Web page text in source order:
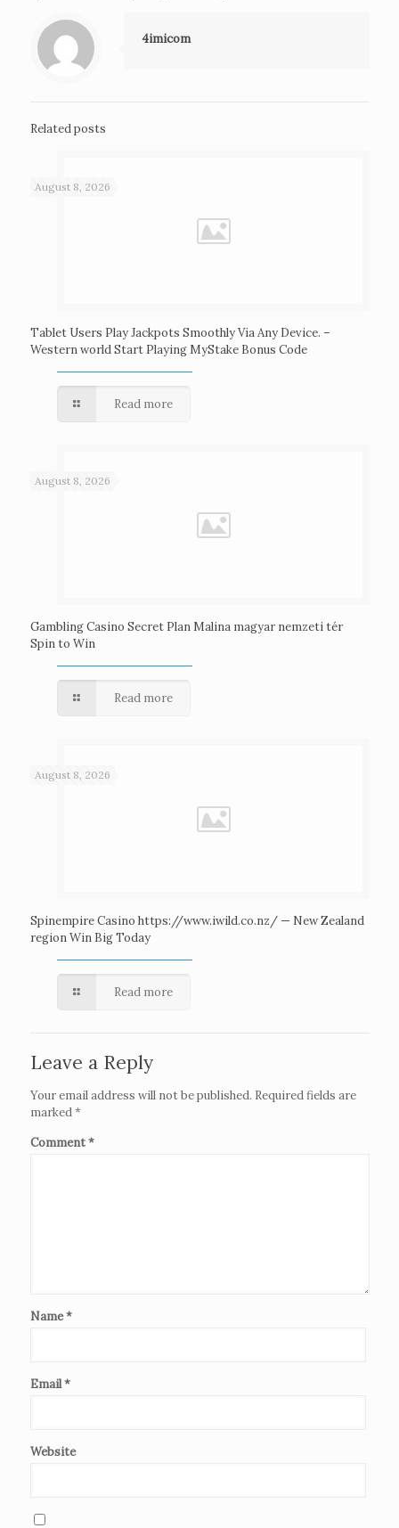
4imicom
Related posts
August 8, 2026
Tablet Users Play Jackpots Smoothly Via Any Device. –
Western world Start Playing MyStake Bonus Code
Read more
August 8, 2026
Gambling Casino Secret Plan Malina magyar nemzeti tér
Spin to Win
Read more
August 8, 2026
Spinempire Casino https://www.iwild.co.nz/ — New Zealand
region Win Big Today
Read more
Leave a Reply
Your email address will not be published. Required fields are
marked*
Comment*
Name*
Email*
Website